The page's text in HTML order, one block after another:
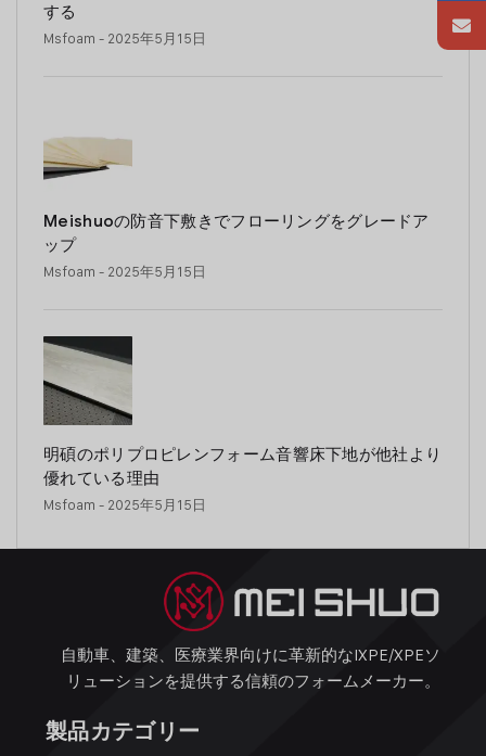
する
Msfoam - 2025年5月15日
Meishuoの防音下敷きでフローリングをグレードア
ップ
Msfoam - 2025年5月15日
明碩のポリプロピレンフォーム音響床下地が他社より
優れている理由
Msfoam - 2025年5月15日
自動車、建築、医療業界向けに革新的なIXPE/XPEソ
リューションを提供する信頼のフォームメーカー。
製品カテゴリー